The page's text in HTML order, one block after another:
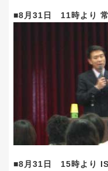
■8月31日 11時より 常
■8月31日 15時より